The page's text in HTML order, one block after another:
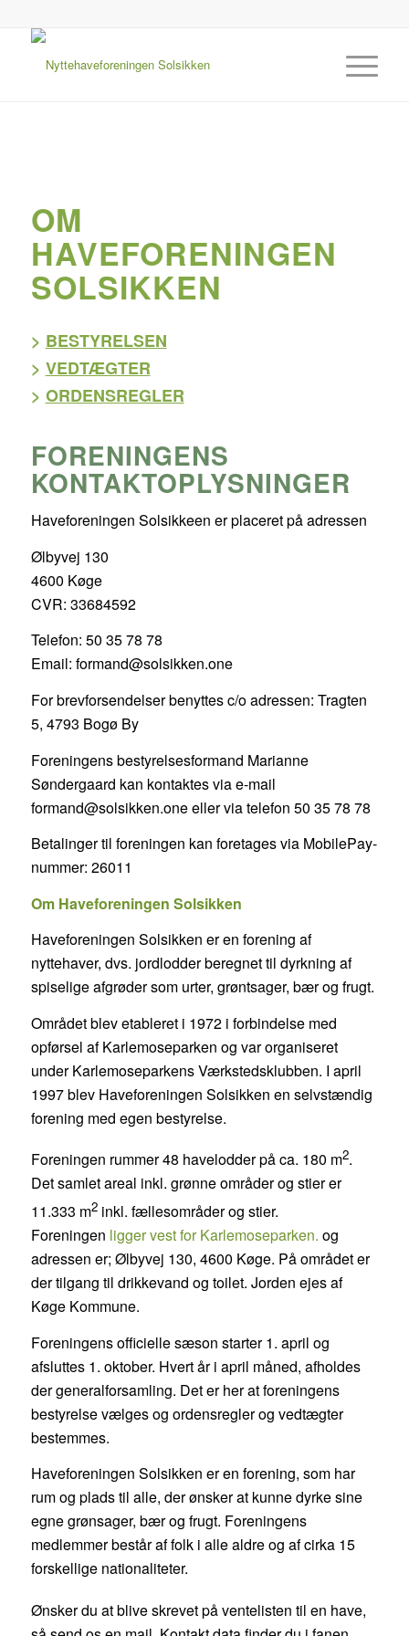
OM
HAVEFORENINGEN
SOLSIKKEN
> BESTYRELSEN
> VEDTÆGTER
> ORDENSREGLER
FORENINGENS
KONTAKTOPLYSNINGER
Haveforeningen Solsikkeen er placeret på adressen
Ølbyvej 130
4600 Køge
CVR: 33684592
Telefon: 50 35 78 78
Email: formand@solsikken.one
For brevforsendelser benyttes c/o adressen: Tragten
5, 4793 Bogø By
Foreningens bestyrelsesformand Marianne
Søndergaard kan kontaktes via e-mail
formand@solsikken.one eller via telefon 50 35 78 78
Betalinger til foreningen kan foretages via MobilePay-
nummer: 26011
Om Haveforeningen Solsikken
Haveforeningen Solsikken er en forening af
nyttehaver, dvs. jordlodder beregnet til dyrkning af
spiselige afgrøder som urter, grøntsager, bær og frugt.
Området blev etableret i 1972 i forbindelse med
opførsel af Karlemoseparken og var organiseret
under Karlemoseparkens Værkstedsklubben. I april
1997 blev Haveforeningen Solsikken en selvstændig
forening med egen bestyrelse.
Foreningen rummer 48 havelodder på ca. 180 m2.
Det samlet areal inkl. grønne områder og stier er
11.333 m2 inkl. fællesområder og stier.
Foreningen ligger vest for Karlemoseparken. og
adressen er; Ølbyvej 130, 4600 Køge. På området er
der tilgang til drikkevand og toilet. Jorden ejes af
Køge Kommune.
Foreningens officielle sæson starter 1. april og
afsluttes 1. oktober. Hvert år i april måned, afholdes
der generalforsamling. Det er her at foreningens
bestyrelse vælges og ordensregler og vedtægter
bestemmes.
Haveforeningen Solsikken er en forening, som har
rum og plads til alle, der ønsker at kunne dyrke sine
egne grønsager, bær og frugt. Foreningens
medlemmer består af folk i alle aldre og af cirka 15
forskellige nationaliteter.
Ønsker du at blive skrevet på ventelisten til en have,